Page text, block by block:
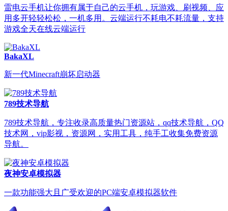
雷电云手机让你拥有属于自己的云手机，玩游戏、刷视频、应
用多开轻轻松松，一机多用。云端运行不耗电不耗流量，支持
游戏全天在线云端运行
BakaXL
新一代Minecraft崩坏启动器
789技术导航
789技术导航，专注收录高质量热门资源站，qq技术导航，QQ
技术网，vip影视，资源网，实用工具，纯手工收集免费资源
导航。
夜神安卓模拟器
一款功能强大且广受欢迎的PC端安卓模拟器软件